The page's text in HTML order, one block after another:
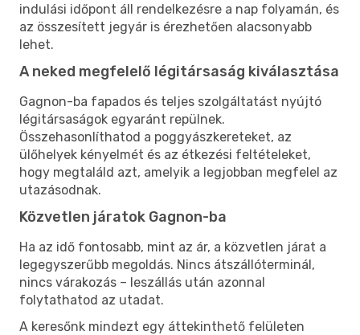
indulási időpont áll rendelkezésre a nap folyamán, és
az összesített jegyár is érezhetően alacsonyabb
lehet.
A neked megfelelő légitársaság kiválasztása
Gagnon-ba fapados és teljes szolgáltatást nyújtó
légitársaságok egyaránt repülnek.
Összehasonlíthatod a poggyászkereteket, az
ülőhelyek kényelmét és az étkezési feltételeket,
hogy megtaláld azt, amelyik a legjobban megfelel az
utazásodnak.
Közvetlen járatok Gagnon-ba
Ha az idő fontosabb, mint az ár, a közvetlen járat a
legegyszerűbb megoldás. Nincs átszállóterminál,
nincs várakozás – leszállás után azonnal
folytathatod az utadat.
A keresőnk mindezt egy áttekinthető felületen